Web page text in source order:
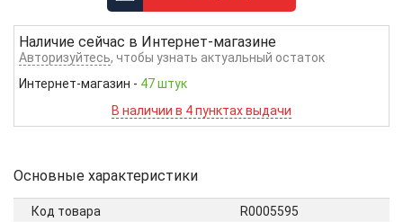
Наличие сейчас в Интернет-магазине
Авторизуйтесь, чтобы узнать актуальный остаток
Интернет-магазин - 47 штук
В наличии в 4 пунктах выдачи
Основные характеристики
Код товара
R0005595